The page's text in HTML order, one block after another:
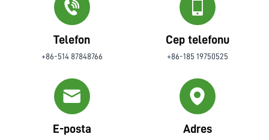
Telefon
+86-514 87848766
Cep telefonu
+86-185 19750525
E-posta Adres